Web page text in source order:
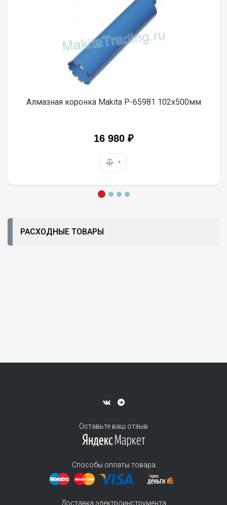
Алмазная коронка Makita P-65981 102x500мм
16 980 ₽
+
РАСХОДНЫЕ ТОВАРЫ
Оставьте ваш отзыв
Способы оплаты товара
Доставка электроинструмента